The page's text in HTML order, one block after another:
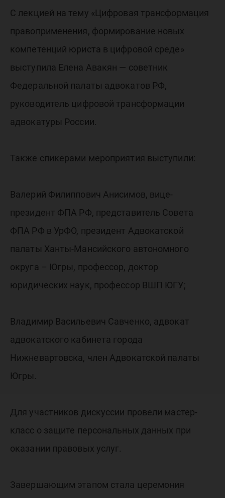
С лекцией на тему «Цифровая трансформация
правоприменения, формирование новых
компетенций юриста в цифровой среде»
выступила Елена Авакян — советник
Федеральной палаты адвокатов РФ,
руководитель цифровой трансформации
адвокатуры России.
Также спикерами мероприятия выступили:
Валерий Филиппович Анисимов, вице-
президент ФПА РФ, представитель Совета
ФПА РФ в УрФО, президент Адвокатской
палаты Ханты-Мансийского автономного
округа – Югры, профессор, доктор
юридических наук, профессор ВШП ЮГУ;
Владимир Васильевич Савченко, адвокат
адвокатского кабинета города
Нижневартовска, член Адвокатской палаты
Югры.
Для участников дискуссии провели мастер-
класс о защите персональных данных при
оказании правовых услуг.
Завершающим этапом стала церемония